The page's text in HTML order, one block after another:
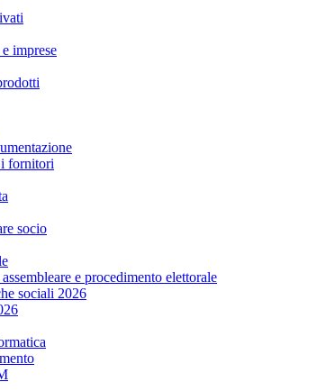
imprese
fornitori
socio
e procedimento elettorale
sociali 2026